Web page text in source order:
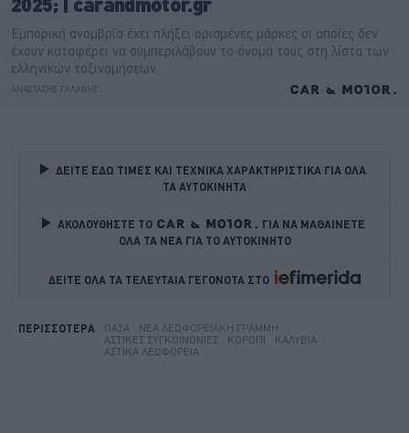
ΔΕΙΤΕ ΕΔΩ ΤΙΜΕΣ ΚΑΙ ΤΕΧΝΙΚΑ ΧΑΡΑΚΤΗΡΙΣΤΙΚΑ ΓΙΑ ΟΛΑ
ΤΑ ΑΥΤΟΚΙΝΗΤΑ
ΑΚΟΛΟΥΘΗΣΤΕ ΤΟ
ΓΙΑ ΝΑ ΜΑΘΑΙΝΕΤΕ
ΟΛΑ ΤΑ ΝΕΑ ΓΙΑ ΤΟ ΑΥΤΟΚΙΝΗΤΟ
ΔΕΙΤΕ ΟΛΑ ΤΑ ΤΕΛΕΥΤΑΙΑ ΓΕΓΟΝΟΤΑ ΣΤΟ
ΠΕΡΙΣΣΟΤΕΡΑ ΟΑΣΑ
ΝΈΑ ΛΕΩΦΟΡΕΙΑΚΉ ΓΡΑΜΜΉ
ΑΣΤΙΚΈΣ ΣΥΓΚΟΙΝΩΝΊΕΣ
ΚΟΡΩΠΊ
ΚΑΛΎΒΙΑ
ΑΣΤΙΚΆ ΛΕΩΦΟΡΕΊΑ